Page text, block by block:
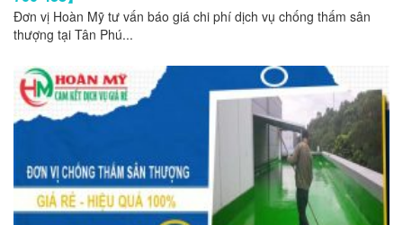
Đơn vị Hoàn Mỹ tư vấn báo giá chi phí dịch vụ chống thấm sân
thượng tại Tân Phú...